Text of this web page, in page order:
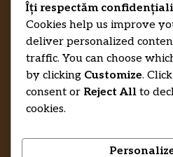
RecenziiLucrareLicenta.eu
Îți respectăm
Cookies help us improve
deliver personalized
traffic. You can choose
by clicking Customize. Click
consent or Reject All to
cookies.